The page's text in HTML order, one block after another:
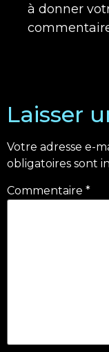
à donner
Laisser
Votre adresse e-
obligatoires sont
Commentaire *